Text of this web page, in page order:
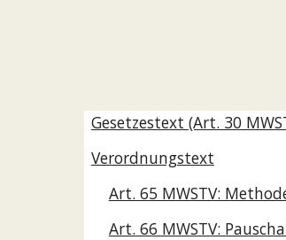
Gesetzestext (Art. 30
Verordnungstext
Art. 65 MWSTV:
Art. 66 MWSTV: